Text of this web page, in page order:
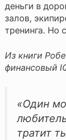
деньги в
залов,
тренинга. Но
Из книги
финансовый
«Один
тратит